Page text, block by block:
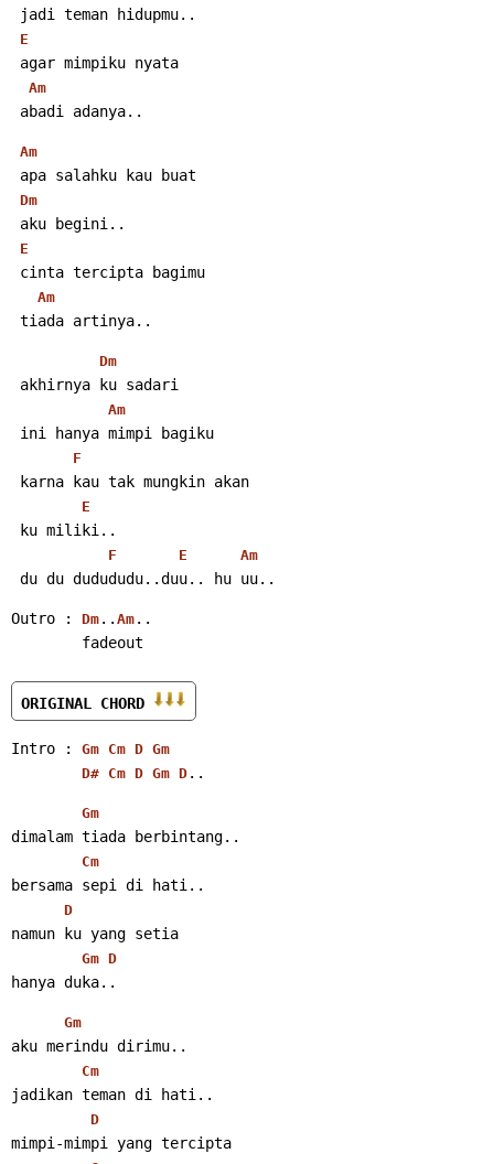
jadi teman hidupmu..
E
agar mimpiku nyata
Am
abadi adanya..
Am
apa salahku kau buat
Dm
aku begini..
E
cinta tercipta bagimu
Am
tiada artinya..
Dm
akhirnya ku sadari
Am
ini hanya mimpi bagiku
F
karna kau tak mungkin akan
E
ku miliki..
F E Am
du du dudududu..duu.. hu uu..
Outro : Dm .. Am ..
        fadeout
ORIGINAL CHORD
Intro : Gm Cm D Gm
D# Cm D Gm D ..
Gm
dimalam tiada berbintang..
Cm
bersama sepi di hati..
D
namun ku yang setia
Gm D
hanya duka..
Gm
aku merindu dirimu..
Cm
jadikan teman di hati..
D
mimpi-mimpi yang tercipta